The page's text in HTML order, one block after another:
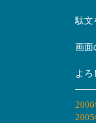
駄文
画面
よろ